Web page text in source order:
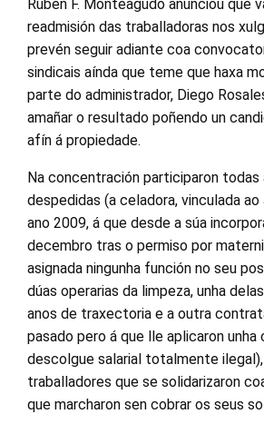
Rubén F. Monteagudo anunciou que
readmisión das traballadoras nos
prevén seguir adiante coa
sindicais aínda que teme que haxa
parte do administrador, Diego
amañar o resultado poñendo un
afín á propiedade.
Na concentración participaron todas
despedidas (a celadora, vinculada ao
ano 2009, á que desde a súa
decembro tras o permiso por
asignada ningunha función no seu
dúas operarias da limpeza, unha
anos de traxectoria e a outra
pasado pero á que lle aplicaron unha
descolgue salarial totalmente
traballadores que se solidarizaron
que marcharon sen cobrar os seus